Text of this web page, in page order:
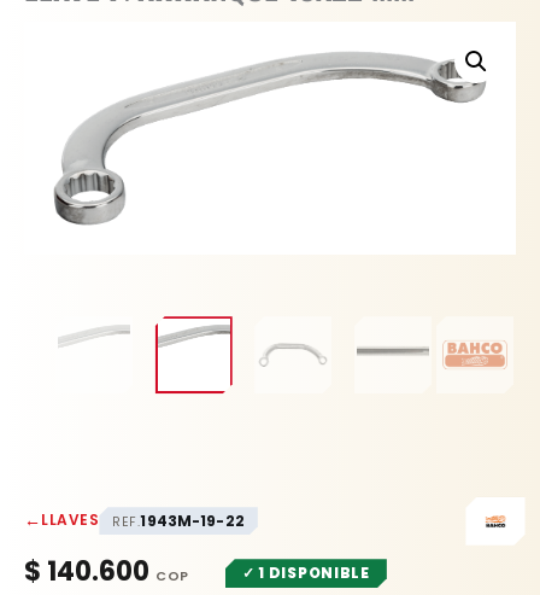
←LLAVES REF.1943M-19-22
$ 140.600 ✓ 1 DISPONIBLE